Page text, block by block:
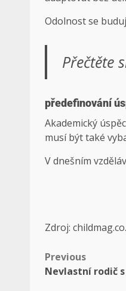
Odolnost se
Přečtěte
předefinování
Akademický
musí být také
V dnešním
Zdroj:
Previous
Nevlastní rodič